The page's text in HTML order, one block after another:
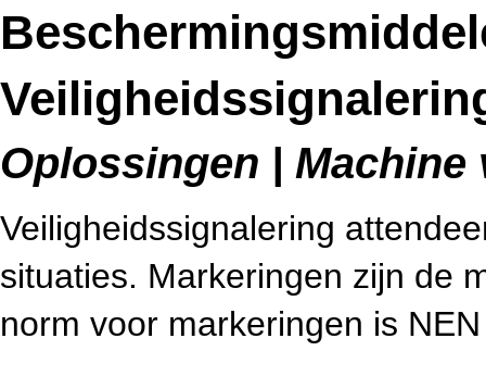
Oplossingen |
Veiligheidssignalering
situaties. Markeringen zijn de
norm voor markeringen is